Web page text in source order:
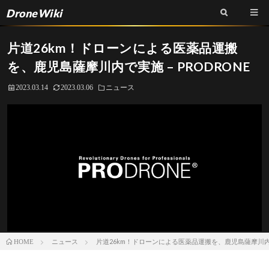
DroneWiki
片道26km！ドローンによる医薬品運搬
を、鹿児島薩摩川内で実施 – PRODRONE
2023.03.14 2023.03.06 ニュース
HOME ニュース 片道26km！ドローンによる医薬品運搬を、鹿児島薩摩川